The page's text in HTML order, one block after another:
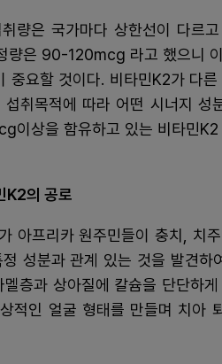
량은 국가마다 상한선이 다르
량은 90-120mcg 라고 했으니
중요할 것이다. 비타민K2가 다
취목적에 따라 어떤 시너지 성
이상을 함유하고 있는 비타민
K2의 공로
아프리카 원주민들이 충치, 치
성분과 관계 있는 것을 발견하
층과 상아질에 칼슘을 단단하
적인 얼굴 형태를 만들며 치아